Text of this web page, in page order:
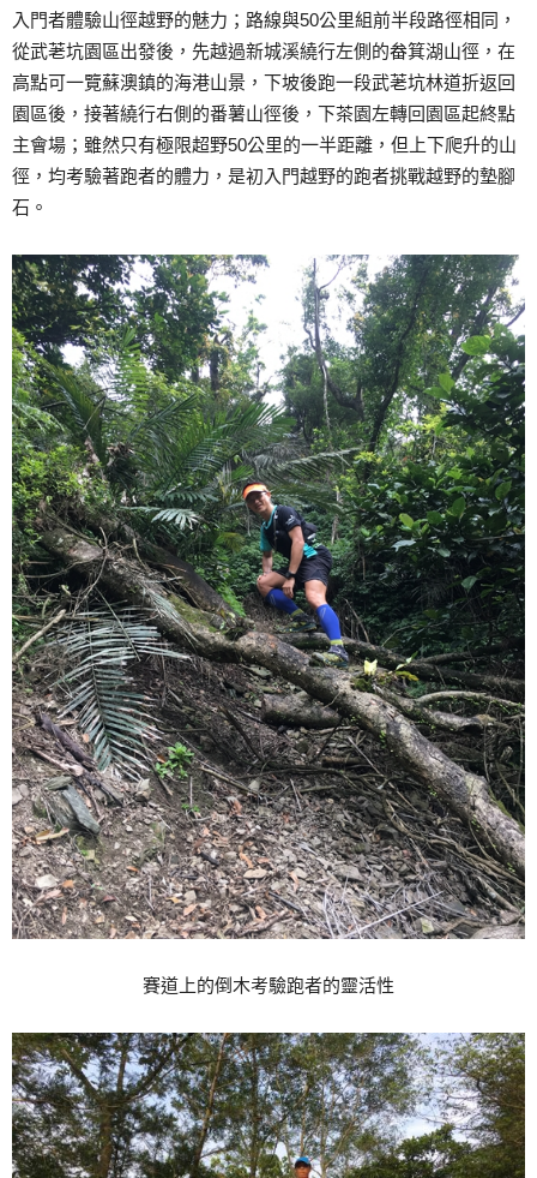
入門者體驗山徑越野的魅力；路線與50公里組前半段路徑相同，
從武荖坑園區出發後，先越過新城溪繞行左側的畚箕湖山徑，在
高點可一覽蘇澳鎮的海港山景，下坡後跑一段武荖坑林道折返回
園區後，接著繞行右側的番薯山徑後，下茶園左轉回園區起終點
主會場；雖然只有極限超野50公里的一半距離，但上下爬升的山
徑，均考驗著跑者的體力，是初入門越野的跑者挑戰越野的墊腳
石。
賽道上的倒木考驗跑者的靈活性